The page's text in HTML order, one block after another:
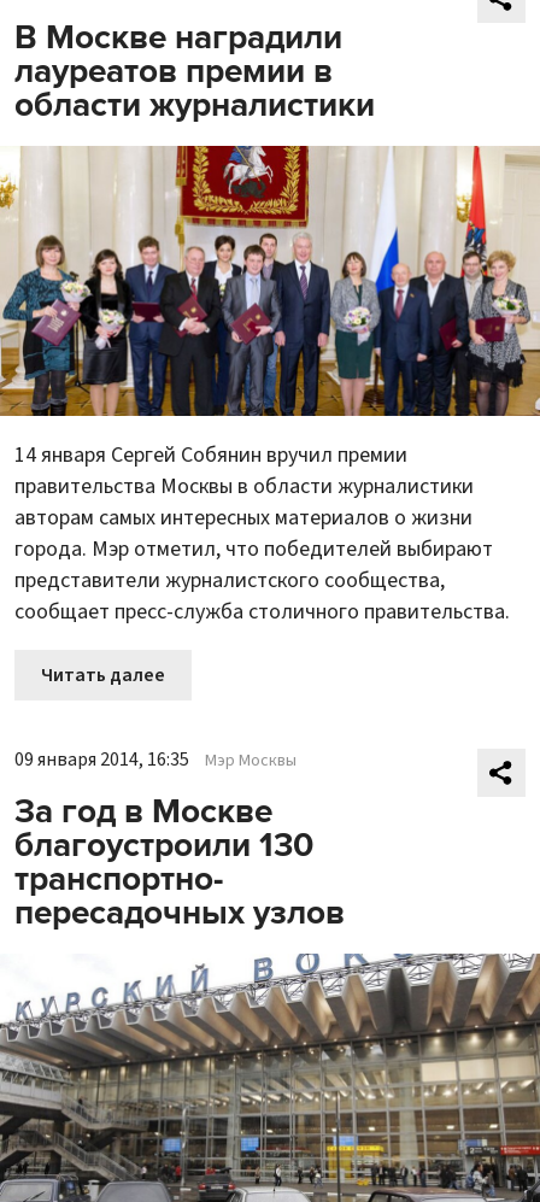
В Москве наградили
лауреатов премии в
области журналистики
14 января Сергей Собянин вручил премии
правительства Москвы в области журналистики
авторам самых интересных материалов о жизни
города. Мэр отметил, что победителей выбирают
представители журналистского сообщества,
сообщает пресс-служба столичного правительства.
Читать далее
09 января 2014, 16:35 Мэр Москвы
За год в Москве
благоустроили 130
транспортно-
пересадочных узлов